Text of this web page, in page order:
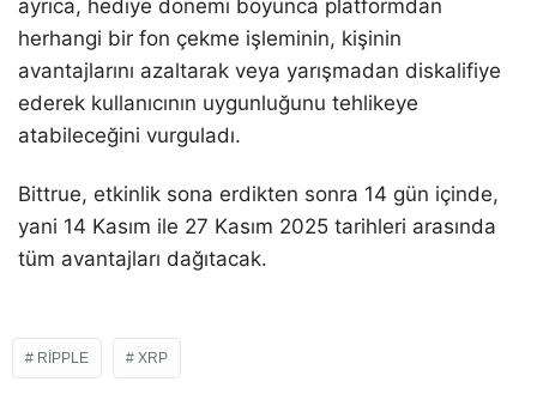
ayrıca, hediye dönemi boyunca platformdan
herhangi bir fon çekme işleminin, kişinin
avantajlarını azaltarak veya yarışmadan diskalifiye
ederek kullanıcının uygunluğunu tehlikeye
atabileceğini vurguladı.
Bittrue, etkinlik sona erdikten sonra 14 gün içinde,
yani 14 Kasım ile 27 Kasım 2025 tarihleri arasında
tüm avantajları dağıtacak.
RIPPLE XRP